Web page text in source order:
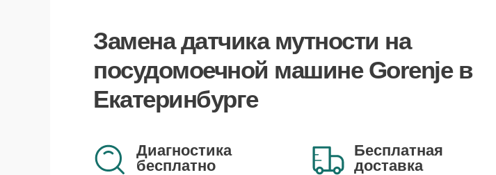
Замена датчика мутности на
посудомоечной машине Gorenje в
Екатеринбурге
Диагностика
бесплатно
Бесплатная
доставка